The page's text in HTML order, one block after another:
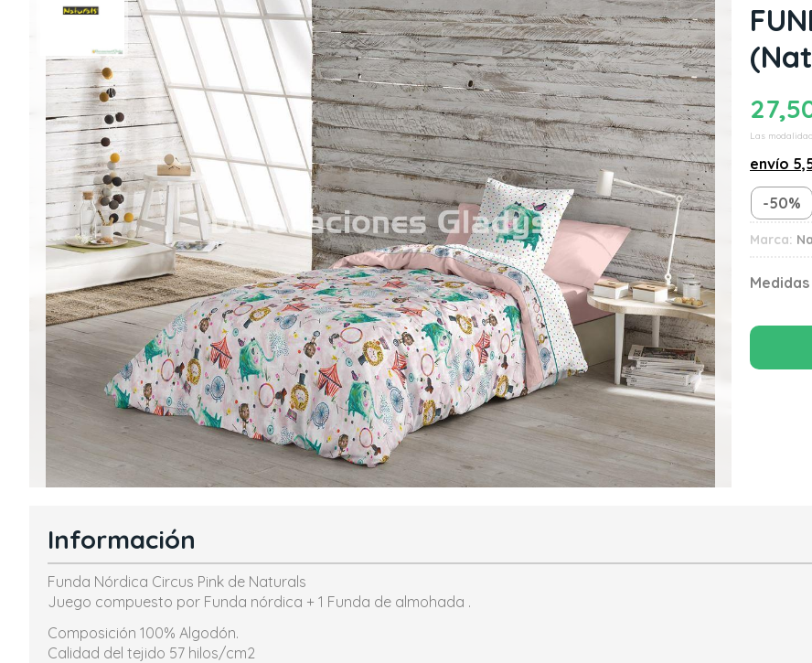
Las
envío
-50%
Marca:
Medidas
Información
Funda Nórdica Circus Pink de Naturals
Juego compuesto por Funda nórdica + 1 Funda de almohada .
Composición 100% Algodón.
Calidad del tejido 57 hilos/cm2